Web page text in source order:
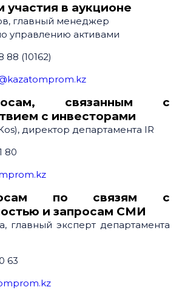
участия в аукционе
главный менеджер
управлению активами
88 (10162)
связанным с
с инвесторами
директор департамента IR
80
по связям с
и запросам СМИ
главный эксперт департамента
63